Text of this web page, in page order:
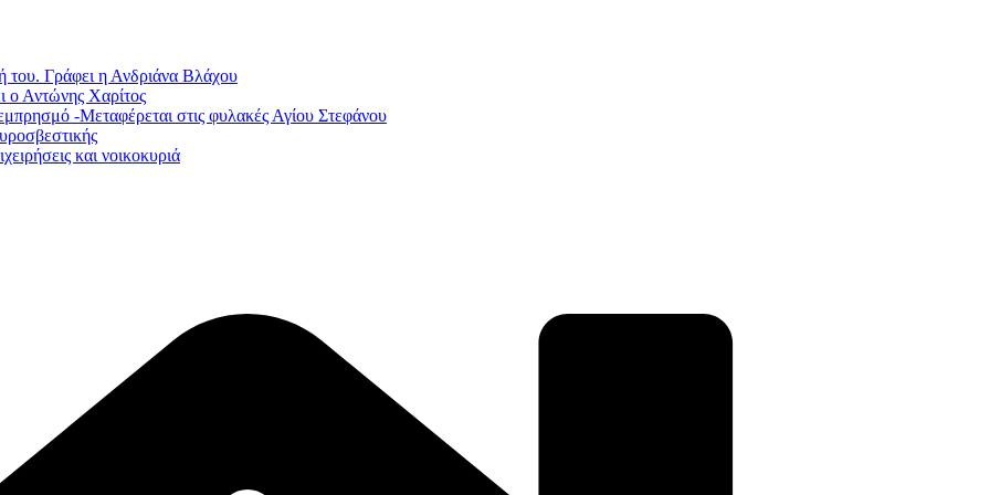
του. Γράφει η Ανδριάνα Βλάχου
ο Αντώνης Χαρίτος
-Μεταφέρεται στις φυλακές Αγίου Στεφάνου
και νοικοκυριά